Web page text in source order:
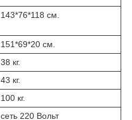
143*76*118 см.
151*69*20 см.
38 кг.
43 кг.
100 кг.
сеть 220 Вольт